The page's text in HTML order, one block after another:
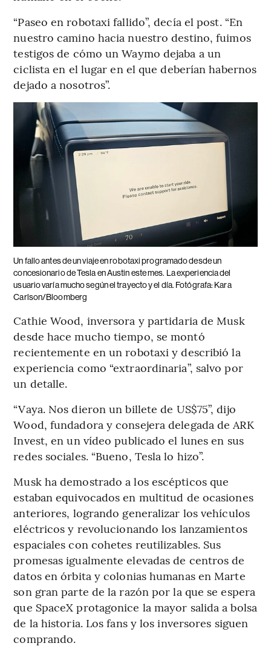
“Paseo en robotaxi fallido”, decía el post. “En
nuestro camino hacia nuestro destino, fuimos
testigos de cómo un Waymo dejaba a un
ciclista en el lugar en el que deberían habernos
dejado a nosotros”.
Un fallo antes de un viaje en robotaxi programado desde un
concesionario de Tesla en Austin este mes. La experiencia del
usuario varía mucho según el trayecto y el día. Fotógrafa: Kara
Carlson/Bloomberg
Cathie Wood, inversora y partidaria de Musk
desde hace mucho tiempo, se montó
recientemente en un robotaxi y describió la
experiencia como “extraordinaria”, salvo por
un detalle.
“Vaya. Nos dieron un billete de US$75”, dijo
Wood, fundadora y consejera delegada de ARK
Invest, en un vídeo publicado el lunes en sus
redes sociales. “Bueno, Tesla lo hizo”.
Musk ha demostrado a los escépticos que
estaban equivocados en multitud de ocasiones
anteriores, logrando generalizar los vehículos
eléctricos y revolucionando los lanzamientos
espaciales con cohetes reutilizables. Sus
promesas igualmente elevadas de centros de
datos en órbita y colonias humanas en Marte
son gran parte de la razón por la que se espera
que SpaceX protagonice la mayor salida a bolsa
de la historia. Los fans y los inversores siguen
comprando.